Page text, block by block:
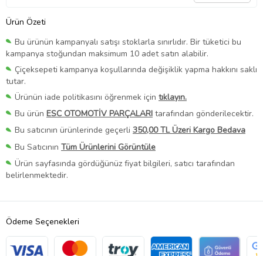
Ürün Özeti
Bu ürünün kampanyalı satışı stoklarla sınırlıdır. Bir tüketici bu
kampanya stoğundan maksimum 10 adet satın alabilir.
Çiçeksepeti kampanya koşullarında değişiklik yapma hakkını saklı
tutar.
Ürünün iade politikasını öğrenmek için tıklayın.
Bu ürün ESC OTOMOTİV PARÇALARI tarafından gönderilecektir.
Bu satıcının ürünlerinde geçerli 350,00 TL Üzeri Kargo Bedava
Bu Satıcının Tüm Ürünlerini Görüntüle
Ürün sayfasında gördüğünüz fiyat bilgileri, satıcı tarafından
belirlenmektedir.
Ödeme Seçenekleri